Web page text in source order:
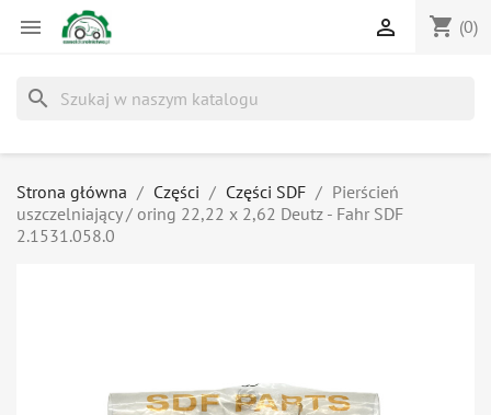
 shopping_cart (0)

search
Strona główna Części Części SDF
Pierścień
uszczelniający / oring 22,22 x 2,62 Deutz - Fahr SDF
2.1531.058.0